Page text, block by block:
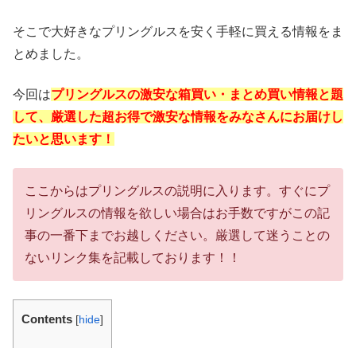
そこで大好きなプリングルスを安く手軽に買える情報をま
とめました。
今回はプリングルスの激安な箱買い・まとめ買い情報と題
して、厳選した超お得で激安な情報をみなさんにお届けし
たいと思います！
ここからはプリングルスの説明に入ります。すぐにプ
リングルスの情報を欲しい場合はお手数ですがこの記
事の一番下までお越しください。厳選して迷うことの
ないリンク集を記載しております！！
Contents [hide]